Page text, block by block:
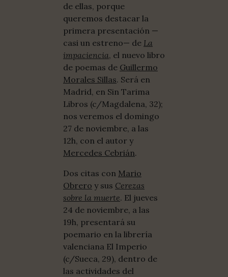
de ellas, porque
queremos destacar la
primera presentación —
casi un estreno— de La
impaciencia, el nuevo libro
de poemas de Guillermo
Morales Sillas. Será en
Madrid, en Sin Tarima
Libros (c/Magdalena, 32);
nos veremos el domingo
27 de noviembre, a las
12h, con el autor y
Mercedes Cebrián.
Dos citas con Mario
Obrero y sus Cerezas
sobre la muerte. El jueves
24 de noviembre, a las
19h, presentará su
poemario en la librería
valenciana El Imperio
(c/Sueca, 29), dentro de
las actividades del